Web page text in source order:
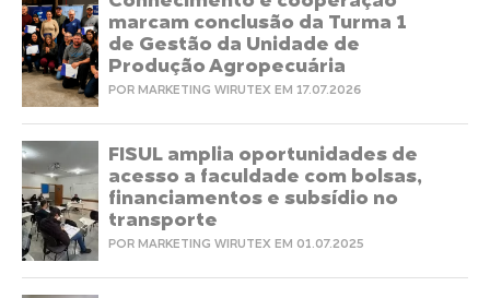
marcam conclusão da Turma 1
de Gestão da Unidade de
Produção Agropecuária
POR MARKETING WIRUTEX EM 17.07.2026
FISUL amplia oportunidades de
acesso a faculdade com bolsas,
financiamentos e subsídio no
transporte
POR MARKETING WIRUTEX EM 01.07.2025